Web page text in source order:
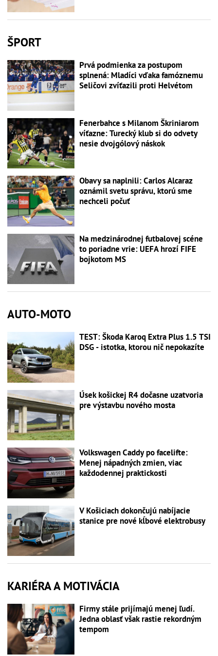
ŠPORT
Prvá podmienka za postupom
splnená: Mladíci vďaka famóznemu
Seličovi zvíťazili proti Helvétom
Fenerbahce s Milanom Škriniarom
víťazne: Turecký klub si do odvety
nesie dvojgólový náskok
Obavy sa naplnili: Carlos Alcaraz
oznámil svetu správu, ktorú sme
nechceli počuť
Na medzinárodnej futbalovej scéne
to poriadne vrie: UEFA hrozí FIFE
bojkotom MS
AUTO-MOTO
TEST: Škoda Karoq Extra Plus 1.5 TSI
DSG - istotka, ktorou nič nepokazíte
Úsek košickej R4 dočasne uzatvoria
pre výstavbu nového mosta
Volkswagen Caddy po facelifte:
Menej nápadných zmien, viac
každodennej praktickosti
V Košiciach dokončujú nabíjacie
stanice pre nové kĺbové elektrobusy
KARIÉRA A MOTIVÁCIA
Firmy stále prijímajú menej ľudí.
Jedna oblasť však rastie rekordným
tempom